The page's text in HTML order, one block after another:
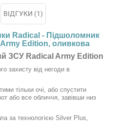
ВІДГУКИ (1)
Radical - Підшоломник
Edition, оливкова
ЗСУ Radical Army Edition
захисту від негоди в
тільки очі, або спустити
або все обличчя, завівши низ
за технологією Silver Plus,